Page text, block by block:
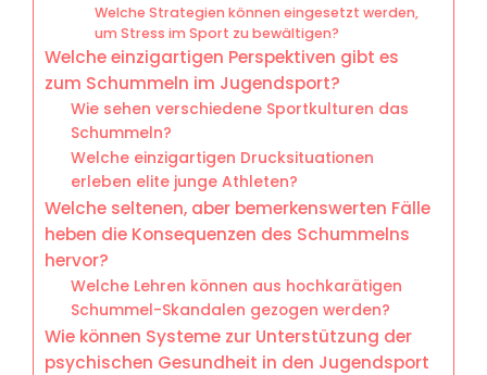
Welche Strategien können eingesetzt werden,
um Stress im Sport zu bewältigen?
Welche einzigartigen Perspektiven gibt es
zum Schummeln im Jugendsport?
Wie sehen verschiedene Sportkulturen das
Schummeln?
Welche einzigartigen Drucksituationen
erleben elite junge Athleten?
Welche seltenen, aber bemerkenswerten Fälle
heben die Konsequenzen des Schummelns
hervor?
Welche Lehren können aus hochkarätigen
Schummel-Skandalen gezogen werden?
Wie können Systeme zur Unterstützung der
psychischen Gesundheit in den Jugendsport